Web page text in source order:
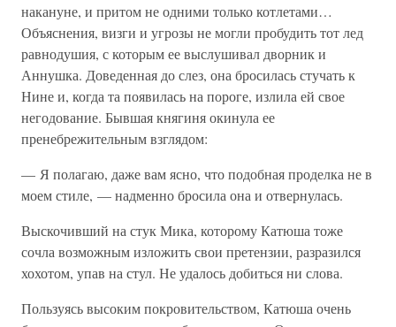
накануне, и притом не одними только котлетами…
Объяснения, визги и угрозы не могли пробудить тот лед
равнодушия, с которым ее выслушивал дворник и
Аннушка. Доведенная до слез, она бросилась стучать к
Нине и, когда та появилась на пороге, излила ей свое
негодование. Бывшая княгиня окинула ее
пренебрежительным взглядом:
— Я полагаю, даже вам ясно, что подобная проделка не в
моем стиле, — надменно бросила она и отвернулась.
Выскочивший на стук Мика, которому Катюша тоже
сочла возможным изложить свои претензии, разразился
хохотом, упав на стул. Не удалось добиться ни слова.
Пользуясь высоким покровительством, Катюша очень